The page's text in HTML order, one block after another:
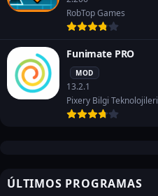
RobTop Games
Funimate PRO
MOD
13.2.1
Pixery Bilgi Teknolojileri
ÚLTIMOS PROGRAMAS